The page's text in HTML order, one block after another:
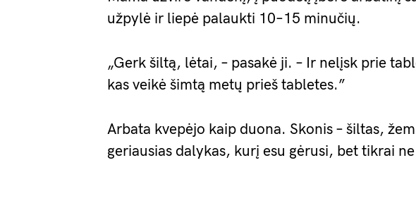
užpylė ir liepė palaukti 10–15 minučių.
„Gerk šiltą, lėtai, – pasakė ji. – Ir nelįsk prie
kas veikė šimtą metų prieš tabletes.”
Arbata kvepėjo kaip duona. Skonis – šiltas,
geriausias dalykas, kurį esu gėrusi, bet tikrai